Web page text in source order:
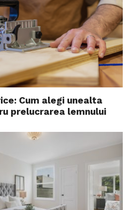
Cum alegi unealta
prelucrarea lemnului